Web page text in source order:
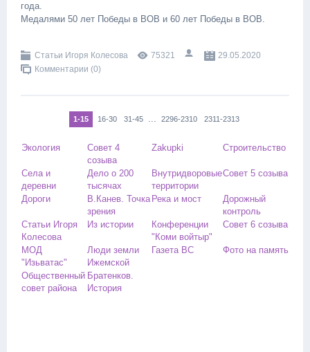
года.
Медалями 50 лет Победы в ВОВ и 60 лет Победы в ВОВ.
Статьи Игоря Колесова 75321
29.05.2020
Комментарии (0)
1-15 16-30 31-45 ... 2296-2310 2311-2313
Экология
Совет 4
созыва
Zakupki Строительство
Села и
деревни
Дело о 200
тысячах
Внутридворовые
территории
Cовет 5 созыва
Дороги
В.Канев. Точка
зрения
Река и мост
Дорожный
контроль
Статьи Игоря
Колесова
Из истории
Конференции
"Коми войтыр"
Совет 6 созыва
МОД
"Изьватас"
Люди земли
Ижемской
Газета ВС Фото на память
Общественный
совет района
Братенков.
История